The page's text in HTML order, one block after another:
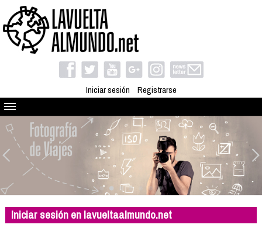
Iniciar sesión Registrarse
Quienes somos
El proyecto
Blog
Viaja con nosotros
Camino solidario
Libros
Iniciar sesión en lavueltaalmundo.net